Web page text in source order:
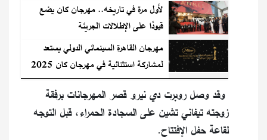
لأول مرة في تاريخه.. مهرجان كان يضع
قيودًا على الإطلالات الجريئة
مهرجان القاهرة السينمائي الدولي يستعد
لمشاركة استثنائية في مهرجان كان 2025
وقد وصل روبرت دي نيرو قصر المهرجانات برفقة
زوجته تيفاني تشين على السجادة الحمراء، قبل التوجه
لقاعة حفل الإفتتاح.